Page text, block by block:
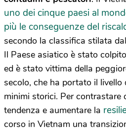
uno dei cinque paesi al
più le conseguenze del
secondo la classifica stilata
Il Paese asiatico è stato
ed è stato vittima della
secolo, che ha portato il livello
minimi storici. Per contrastare
tendenza e aumentare la
corso in Vietnam una